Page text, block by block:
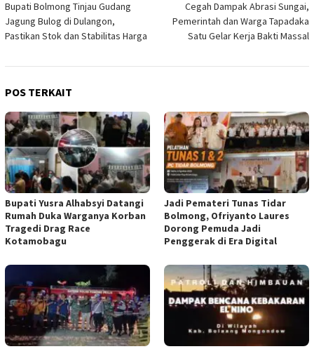
pos
Bupati Bolmong Tinjau Gudang
Jagung Bulog di Dulangon,
Pastikan Stok dan Stabilitas Harga
Cegah Dampak Abrasi Sungai,
Pemerintah dan Warga Tapadaka
Satu Gelar Kerja Bakti Massal
POS TERKAIT
Bupati Yusra Alhabsyi Datangi
Rumah Duka Warganya Korban
Tragedi Drag Race
Kotamobagu
Jadi Pemateri Tunas Tidar
Bolmong, Ofriyanto Laures
Dorong Pemuda Jadi
Penggerak di Era Digital